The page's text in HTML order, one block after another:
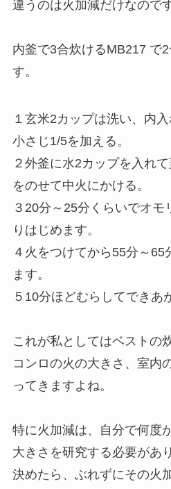
違うのは火加減だけなのです
内釜で3合炊けるMB217 で
す。
１玄米2カップは洗い、内
小さじ1/5を加える。
２外釜に水2カップを入れ
をのせて中火にかける。
３20分～25分くらいでオモ
りはじめます。
４火をつけてから55分～65
ます。
５10分ほどむらしてできあ
これが私としてはベストの
コンロの火の大きさ、室内
ってきますよね。
特に火加減は、自分で何度
大きさを研究する必要があ
決めたら、ぶれずにその火